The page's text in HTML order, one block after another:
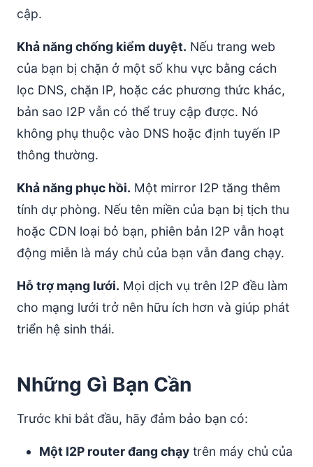
cập.
Khả năng chống kiểm duyệt. Nếu trang web
của bạn bị chặn ở một số khu vực bằng cách
lọc DNS, chặn IP, hoặc các phương thức khác,
bản sao I2P vẫn có thể truy cập được. Nó
không phụ thuộc vào DNS hoặc định tuyến IP
thông thường.
Khả năng phục hồi. Một mirror I2P tăng thêm
tính dự phòng. Nếu tên miền của bạn bị tịch thu
hoặc CDN loại bỏ bạn, phiên bản I2P vẫn hoạt
động miễn là máy chủ của bạn vẫn đang chạy.
Hỗ trợ mạng lưới. Mọi dịch vụ trên I2P đều làm
cho mạng lưới trở nên hữu ích hơn và giúp phát
triển hệ sinh thái.
Những Gì Bạn Cần
Trước khi bắt đầu, hãy đảm bảo bạn có:
Một I2P router đang chạy trên máy chủ của